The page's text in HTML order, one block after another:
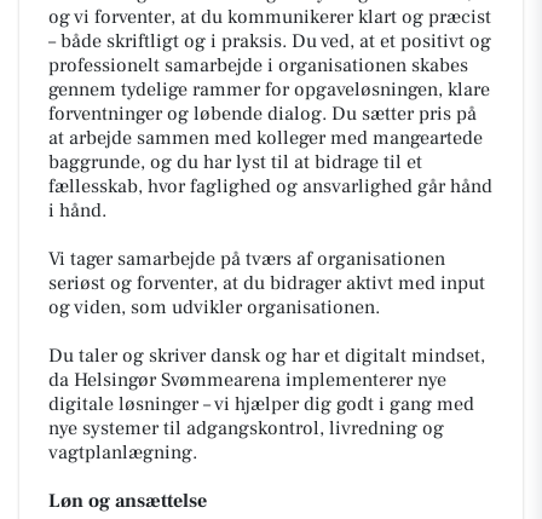
og vi forventer, at du kommunikerer klart og præcist
– både skriftligt og i praksis. Du ved, at et positivt og
professionelt samarbejde i organisationen skabes
gennem tydelige rammer for opgaveløsningen, klare
forventninger og løbende dialog. Du sætter pris på
at arbejde sammen med kolleger med mangeartede
baggrunde, og du har lyst til at bidrage til et
fællesskab, hvor faglighed og ansvarlighed går hånd
i hånd.
Vi tager samarbejde på tværs af organisationen
seriøst og forventer, at du bidrager aktivt med input
og viden, som udvikler organisationen.
Du taler og skriver dansk og har et digitalt mindset,
da Helsingør Svømmearena implementerer nye
digitale løsninger – vi hjælper dig godt i gang med
nye systemer til adgangskontrol, livredning og
vagtplanlægning.
Løn og ansættelse